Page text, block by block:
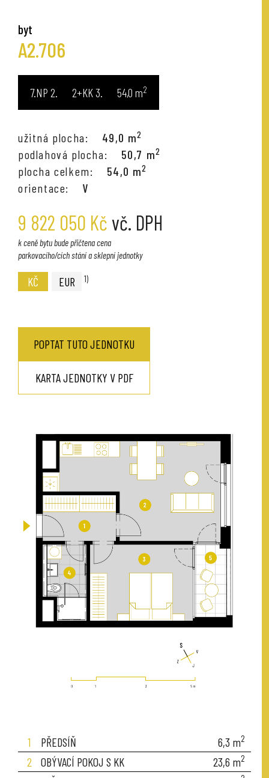
byt
A2.706
7.NP 2+KK 54,0 m2
užitná plocha: 49,0 m2
podlahová plocha: 50,7 m2
plocha celkem: 54,0 m2
orientace: V
KČ EUR 1)
9 822 050 Kč vč. DPH
k ceně bytu bude přičtena cena
parkovacího/cích stání a sklepní jednotky
POPTAT TUTO JEDNOTKU
KARTA JEDNOTKY V PDF
1 PŘEDSÍŇ 6,3 m2
2 OBÝVACÍ POKOJ S KK 23,6 m2